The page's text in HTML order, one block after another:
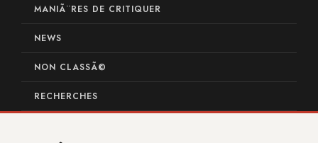
MANIÃ¨RES DE CRITIQUER
NEWS
NON CLASSÃ©
RECHERCHES